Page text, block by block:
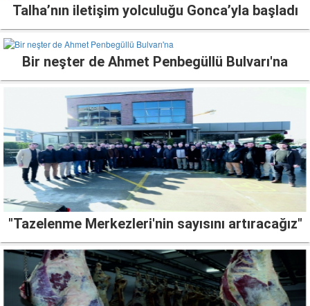
Talha’nın iletişim yolculuğu Gonca’yla başladı
Bir neşter de Ahmet Penbegüllü Bulvarı'na
"Tazelenme Merkezleri'nin sayısını artıracağız"